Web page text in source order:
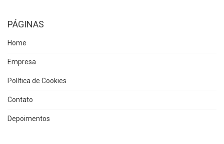
PÁGINAS
Home
Empresa
Política de Cookies
Contato
Depoimentos